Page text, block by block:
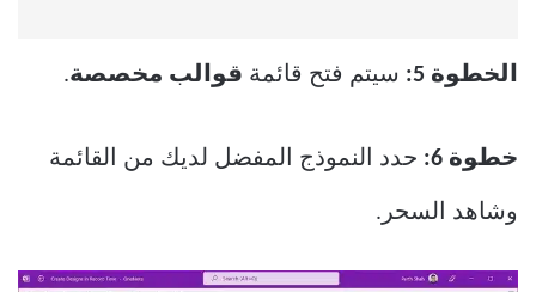
الخطوة 5: سيتم فتح قائمة قوالب مخصصة.
خطوة 6: حدد النموذج المفضل لديك من القائمة
وشاهد السحر.